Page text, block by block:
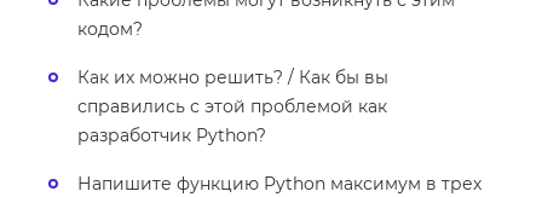
кодом?
Как их можно решить? / Как бы вы
справились с этой проблемой как
разработчик Python?
Напишите функцию Python максимум в трех